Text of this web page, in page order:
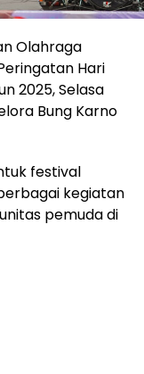
Olahraga
Hari
2025, Selasa
Bung Karno
festival
kegiatan
pemuda di